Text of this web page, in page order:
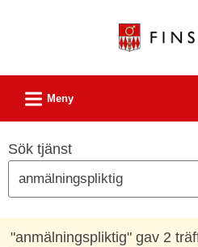
tjänster
Finspångs
kommun
L Meny
Sök tjänst
"anmälningspliktig" gav 2